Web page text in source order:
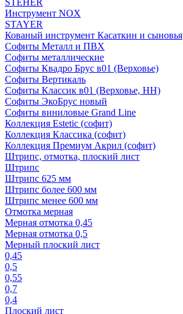
STEHER
Инструмент NOX
STAYER
Кованый инструмент Касаткин и сыновья
Софиты Металл и ПВХ
Софиты металлические
Софиты Квадро Брус в01 (Верховье)
Софиты Вертикаль
Софиты Классик в01 (Верховье, НН)
Софиты ЭкоБрус новый
Софиты виниловые Grand Line
Коллекция Estetic (софит)
Коллекция Классика (софит)
Коллекция Премиум Акрил (софит)
Штрипс, отмотка, плоский лист
Штрипс
Штрипс 625 мм
Штрипс более 600 мм
Штрипс менее 600 мм
Отмотка мерная
Мерная отмотка 0,45
Мерная отмотка 0,5
Мерный плоский лист
0,45
0,5
0,55
0,7
0,4
Плоский лист